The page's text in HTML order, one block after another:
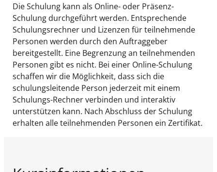
Die Schulung kann als Online- oder Präsenz-
Schulung durchgeführt werden. Entsprechende
Schulungsrechner und Lizenzen für teilnehmende
Personen werden durch den Auftraggeber
bereitgestellt. Eine Begrenzung an teilnehmenden
Personen gibt es nicht. Bei einer Online-Schulung
schaffen wir die Möglichkeit, dass sich die
schulungsleitende Person jederzeit mit einem
Schulungs-Rechner verbinden und interaktiv
unterstützen kann. Nach Abschluss der Schulung
erhalten alle teilnehmenden Personen ein Zertifikat.